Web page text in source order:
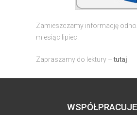
Zamieszczamy informację
miesiąc lipiec.
Zapraszamy do lektury –tutaj